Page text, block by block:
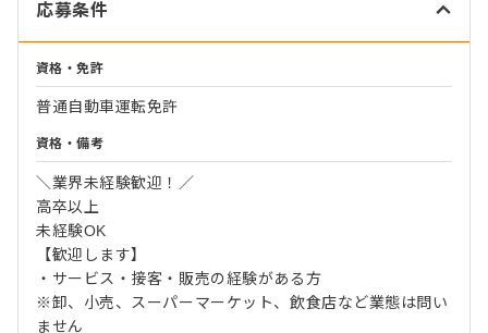
応募条件
資格・免許
普通自動車運転免許
資格・備考
＼業界未経験歓迎！／
高卒以上
未経験OK
【歓迎します】
・サービス・接客・販売の経験がある方
※卸、小売、スーパーマーケット、飲食店など業態は問い
ません